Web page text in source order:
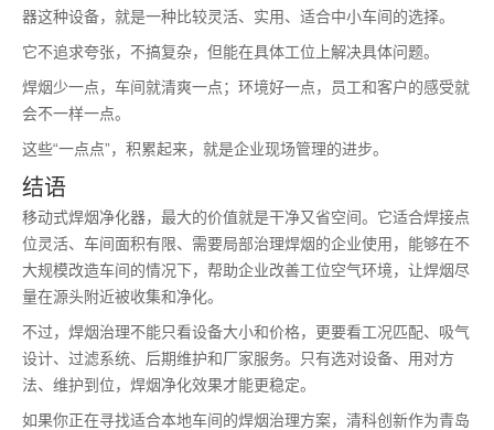
器这种设备，就是一种比较灵活、实用、适合中小车间的选择。
它不追求夸张，不搞复杂，但能在具体工位上解决具体问题。
焊烟少一点，车间就清爽一点；环境好一点，员工和客户的感受就
会不一样一点。
这些“一点点”，积累起来，就是企业现场管理的进步。
结语
移动式焊烟净化器，最大的价值就是干净又省空间。它适合焊接点
位灵活、车间面积有限、需要局部治理焊烟的企业使用，能够在不
大规模改造车间的情况下，帮助企业改善工位空气环境，让焊烟尽
量在源头附近被收集和净化。
不过，焊烟治理不能只看设备大小和价格，更要看工况匹配、吸气
设计、过滤系统、后期维护和厂家服务。只有选对设备、用对方
法、维护到位，焊烟净化效果才能更稳定。
如果你正在寻找适合本地车间的焊烟治理方案，清科创新作为青岛